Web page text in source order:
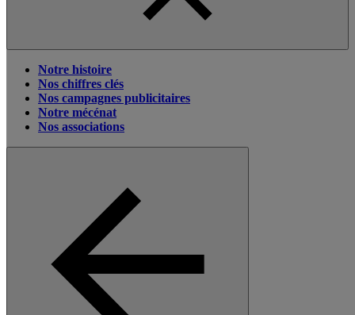
Notre histoire
Nos chiffres clés
Nos campagnes publicitaires
Notre mécénat
Nos associations